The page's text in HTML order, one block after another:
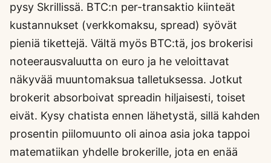
pysy Skrillissä. BTC:n per-transaktio kiinteät
kustannukset (verkkomaksu, spread) syövät
pieniä tikettejä. Vältä myös BTC:tä, jos brokerisi
noteerausvaluutta on euro ja he veloittavat
näkyvää muuntomaksua talletuksessa. Jotkut
brokerit absorboivat spreadin hiljaisesti, toiset
eivät. Kysy chatista ennen lähetystä, sillä kahden
prosentin piilomuunto oli ainoa asia joka tappoi
matematiikan yhdelle brokerille, jota en enää